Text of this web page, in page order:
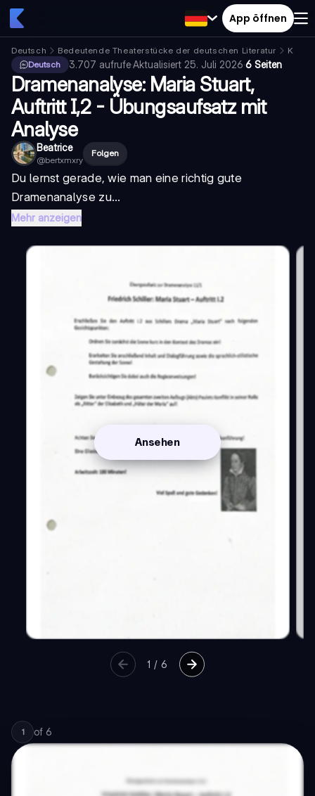
App öffnen
Deutsch Bedeutende Theaterstücke der deutschen Literatur
Deutsch
3.707 aufrufe·Aktualisiert 25. Juli 2026·6 Seiten
Dramenanalyse: Maria Stuart,
Auftritt I,2 - Übungsaufsatz mit
Analyse
Beatrice
@bertxmxry
Folgen
Du lernst gerade, wie man eine richtig gute
Dramenanalyse zu...
Mehr anzeigen
Ansehen
1 /6
1 of 6